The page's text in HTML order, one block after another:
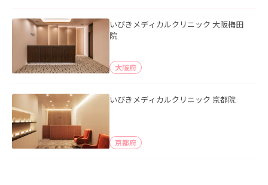
いびきメディカルクリニック 大阪梅田
院
大阪府
いびきメディカルクリニック 京都院
京都府